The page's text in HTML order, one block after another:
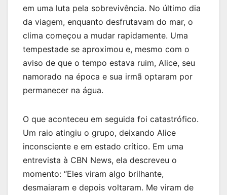
em uma luta pela sobrevivência. No último dia
da viagem, enquanto desfrutavam do mar, o
clima começou a mudar rapidamente. Uma
tempestade se aproximou e, mesmo com o
aviso de que o tempo estava ruim, Alice, seu
namorado na época e sua irmã optaram por
permanecer na água.
O que aconteceu em seguida foi catastrófico.
Um raio atingiu o grupo, deixando Alice
inconsciente e em estado crítico. Em uma
entrevista à CBN News, ela descreveu o
momento: “Eles viram algo brilhante,
desmaiaram e depois voltaram. Me viram de